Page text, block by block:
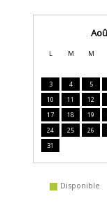
L M M
3
4 5
10
11 12
17
18 19
24
25 26
31
disponible